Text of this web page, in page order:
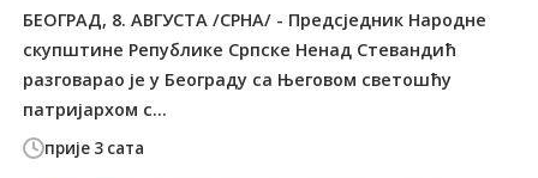
прије 3 сата
БЕОГРАД, 8. АВГУСТА /СРНА/ - Предсједник Народне
скупштине Републике Српске Ненад Стевандић
разговарао је у Београду са Његовом светошћу
патријархом с...